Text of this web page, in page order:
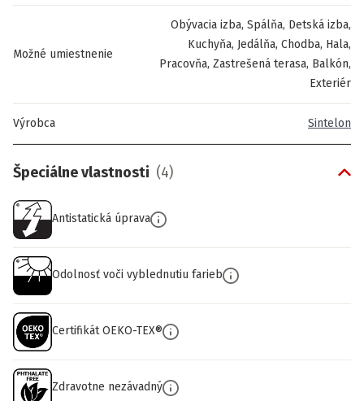
Možné umiestnenie
Obývacia izba, Spálňa, Detská izba,
Kuchyňa, Jedálňa, Chodba, Hala,
Pracovňa, Zastrešená terasa, Balkón,
Exteriér
Výrobca Sintelon
Špeciálne vlastnosti (4)
Antistatická úprava
Odolnosť voči vyblednutiu farieb
Certifikát OEKO-TEX®
Zdravotne nezávadný